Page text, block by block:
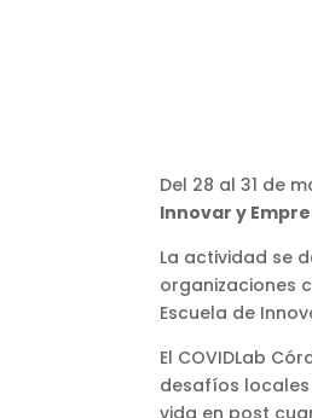
Del 28 al 31 de
Innovar y
La actividad se
organizaciones
Escuela de
El COVIDLab
desafíos locales
vida en post